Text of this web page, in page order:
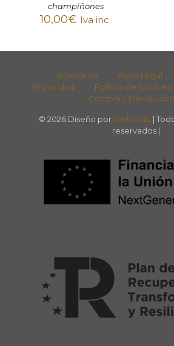
champiñones
10,00€ Iva inc.
Acerca de Aviso Legal
Privacidad
Política de Cookies
Compra y Devolución
© 2026 Diseño por Webinlab |
reservados |